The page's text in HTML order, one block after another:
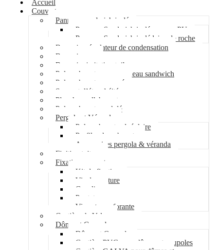
Accueil
Couverture
Panneau sandwich isolé
Panneau Sandwich isolé mousse PU
Panneau Sandwich isolé laine de roche
Bac acier régulateur de condensation
Bac acier sec
Bac acier imitation tuile
Polycarbonate pour panneau sandwich
Polycarbonate nervuré
Support d’étanchéité
Plancher collaborant
Polycarbonate ondulé
Pergola et Véranda
Polycarbonate alvéolaire
Profil polycarbonate
Accessoires pergola & véranda
Finition toiture
Fixation couverture
Kit de fixation
Vis de couture
Cavalier
Pontet
Vis auto-perforante
Costière de Velux
Dôme et Coupole
Dôme et Coupole
Costière PVC pour dômes et coupoles